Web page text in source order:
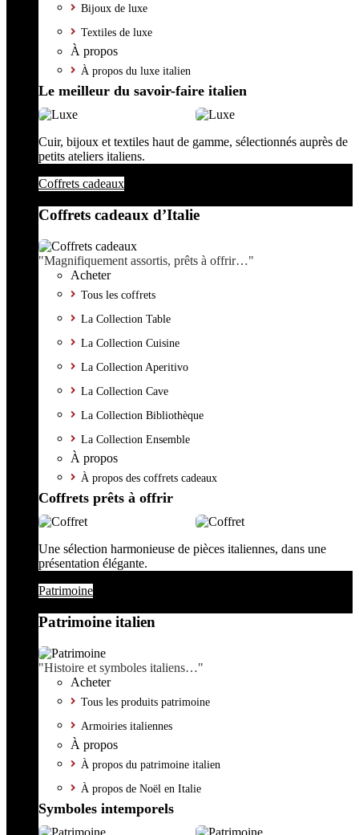
Bijoux de luxe
Textiles de luxe
À propos
À propos du luxe italien
Le meilleur du savoir-faire italien
Cuir, bijoux et textiles haut de gamme, sélectionnés auprès de
petits ateliers italiens.
Coffrets cadeaux
Coffrets cadeaux d’Italie
"Magnifiquement assortis, prêts à offrir…"
Acheter
Tous les coffrets
La Collection Table
La Collection Cuisine
La Collection Aperitivo
La Collection Cave
La Collection Bibliothèque
La Collection Ensemble
À propos
À propos des coffrets cadeaux
Coffrets prêts à offrir
Une sélection harmonieuse de pièces italiennes, dans une
présentation élégante.
Patrimoine
Patrimoine italien
"Histoire et symboles italiens…"
Acheter
Tous les produits patrimoine
Armoiries italiennes
À propos
À propos du patrimoine italien
À propos de Noël en Italie
Symboles intemporels